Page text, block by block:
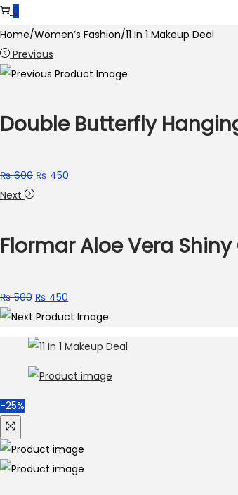
0
Home/Women’s Fashion/11 In 1 Makeup Deal
Previous
Double Butterfly
₨600 Original
₨ 450
₨ 450.
Next
Flormar Aloe Vera
₨500 Original
price
was:
₨ 500.
₨ 450
price
₨ 450.
-25%